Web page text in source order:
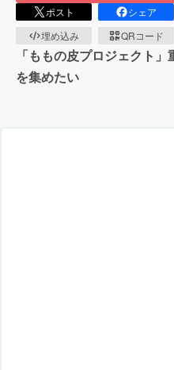
ポスト シェア
埋め込み
QRコード
「ももの皮プロジェクト
を集めたい